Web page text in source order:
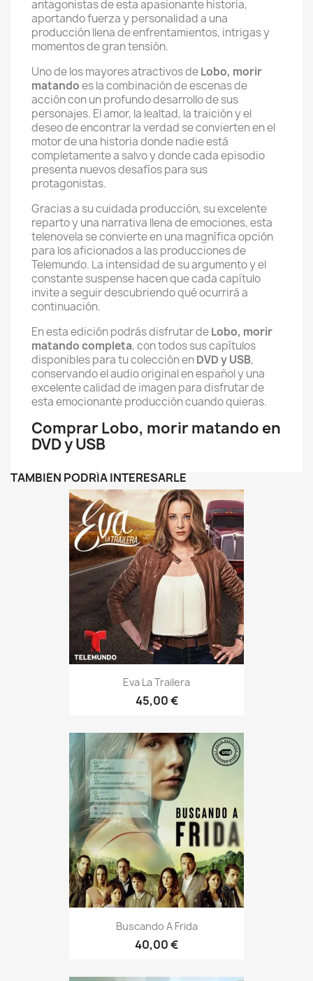
antagonistas de esta apasionante historia,
aportando fuerza y personalidad a una
producción llena de enfrentamientos, intrigas y
momentos de gran tensión.
Uno de los mayores atractivos deLobo, morir
matandoes la combinación de escenas de
acción con un profundo desarrollo de sus
personajes. El amor, la lealtad, la traición y el
deseo de encontrar la verdad se convierten en el
motor de una historia donde nadie está
completamente a salvo y donde cada episodio
presenta nuevos desafíos para sus
protagonistas.
Gracias a su cuidada producción, su excelente
reparto y una narrativa llena de emociones, esta
telenovela se convierte en una magnífica opción
para los aficionados a las producciones de
Telemundo. La intensidad de su argumento y el
constante suspense hacen que cada capítulo
invite a seguir descubriendo qué ocurrirá a
continuación.
En esta edición podrás disfrutar deLobo, morir
matando completa, con todos sus capítulos
disponibles para tu colección enDVD y USB,
conservando el audio original en español y una
excelente calidad de imagen para disfrutar de
esta emocionante producción cuando quieras.
Comprar Lobo, morir matando en
DVD y USB
TAMBIÉN PODRÍA INTERESARLE
Eva La Trailera
45,00 €
Buscando A Frida
40,00 €